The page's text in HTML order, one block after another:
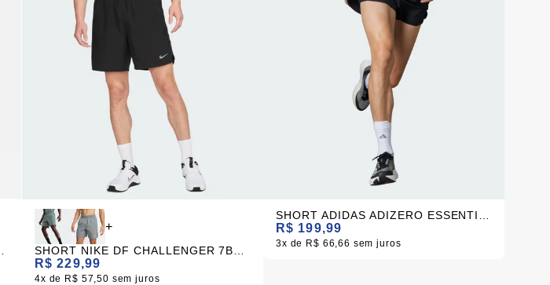
R$ 229,99
4x R$ 57,50 sem juros
+ R$ 199,99
3x R$ 66,66 sem juros